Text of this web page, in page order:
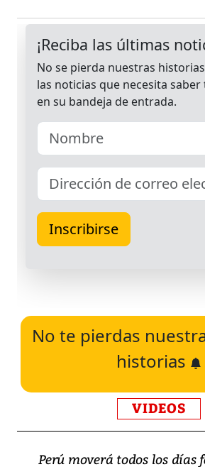
No te pierdas
historias
VIDEOS
Perú moverá todos los días